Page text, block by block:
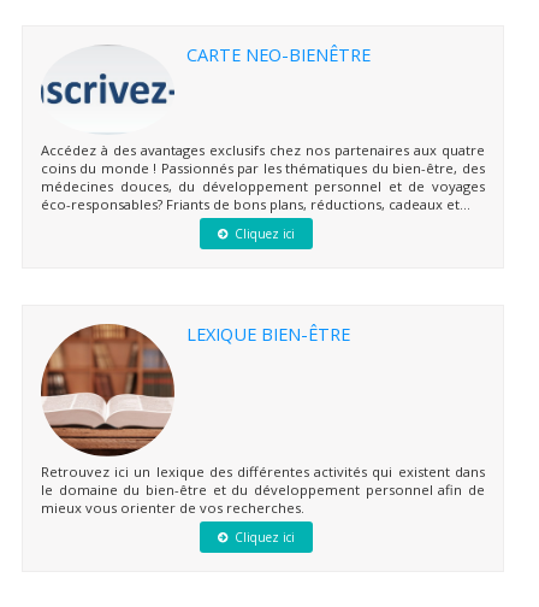
CARTE NEO-BIENÊTRE
Accédez à des avantages exclusifs chez nos partenaires aux quatre
coins du monde ! Passionnés par les thématiques du bien-être, des
médecines douces, du développement personnel et de voyages
éco-responsables? Friants de bons plans, réductions, cadeaux et...
Cliquez ici
LEXIQUE BIEN-ÊTRE
Retrouvez ici un lexique des différentes activités qui existent dans
le domaine du bien-être et du développement personnel afin de
mieux vous orienter de vos recherches.
Cliquez ici